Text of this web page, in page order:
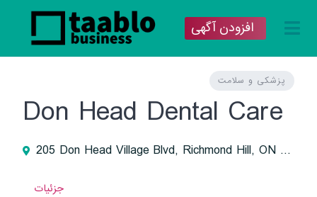
افزودن آگهی
پزشکی و سلامت
Don Head Dental Care
205 Don Head Village Blvd, Richmond Hill, ON L4C 7R3, Canada
جزئیات